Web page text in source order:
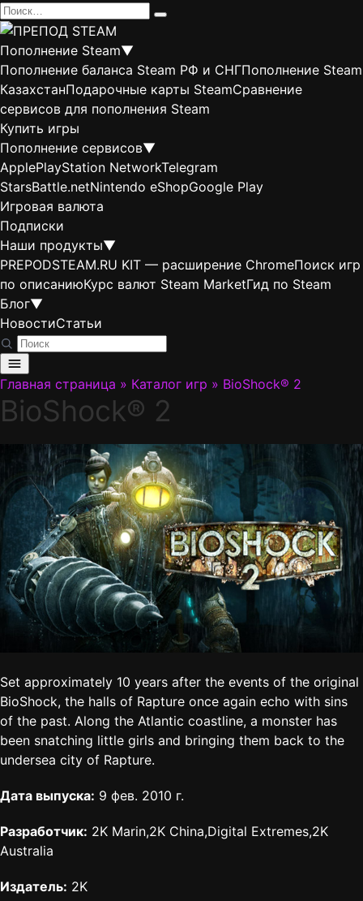
Перейти
к
содержанию
Search
for:
Пополнение Steam▼
Пополнение баланса Steam РФ и СНГПополнение Steam
КазахстанПодарочные карты SteamСравнение
сервисов для пополнения Steam
Купить игры
Пополнение сервисов▼
ApplePlayStation NetworkTelegram
StarsBattle.netNintendo eShopGoogle Play
Игровая валюта
Подписки
Наши продукты▼
PREPODSTEAM.RU KIT — расширение ChromeПоиск игр
по описаниюКурс валют Steam MarketГид по Steam
Блог▼
НовостиСтатьи
Главная страница » Каталог игр » BioShock® 2
BioShock® 2
Set approximately 10 years after the events of the original
BioShock, the halls of Rapture once again echo with sins
of the past. Along the Atlantic coastline, a monster has
been snatching little girls and bringing them back to the
undersea city of Rapture.
Дата выпуска: 9 фев. 2010 г.
Разработчик: 2K Marin,2K China,Digital Extremes,2K
Australia
Издатель: 2K